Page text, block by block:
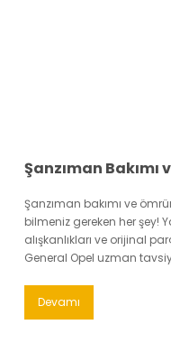
Şanzıman bakımı ve
bilmeniz gereken her şey!
alışkanlıkları ve orijinal
General Opel uzman
Devamı